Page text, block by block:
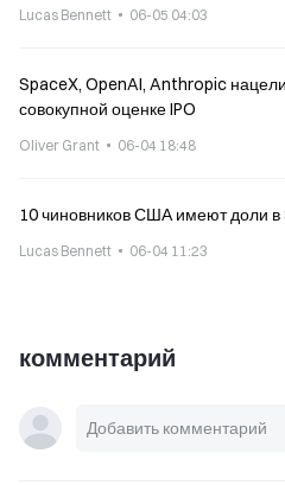
Lucas Bennett 06-05 04:03
SpaceX, OpenAI, Anthropic
совокупной оценке IPO
Oliver Grant 06-04 18:48
10 чиновников США имеют доли в
Lucas Bennett 06-04 11:23
комментарий